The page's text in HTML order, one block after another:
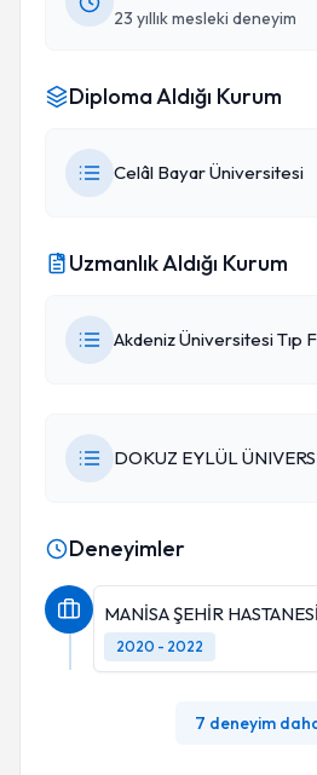
23 yıllık mesleki deneyim
Diploma Aldığı Kurum
Celâl Bayar Üniversitesi
Uzmanlık Aldığı Kurum
Akdeniz Üniversitesi Tıp
DOKUZ EYLÜL
Deneyimler
MANİSA ŞEHİR HASTANESİ
2020 - 2022
7 deneyim